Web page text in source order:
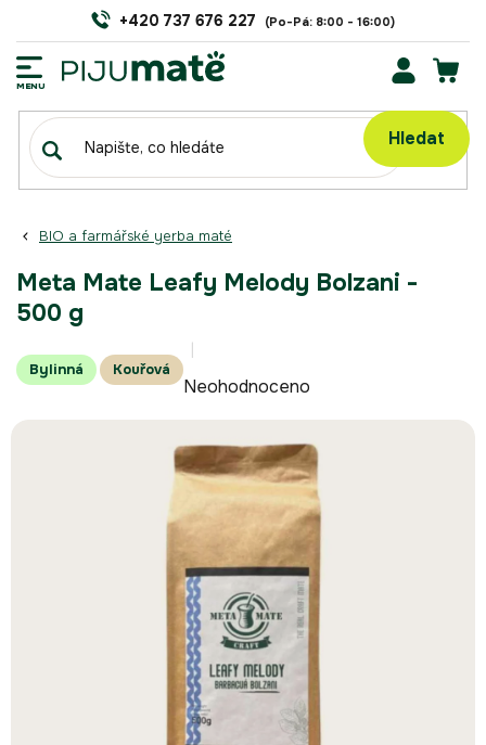
Hledat
+420 737 676 227
BIO a farmářské yerba maté
Meta Mate Leafy Melody Bolzani -
500 g
Bylinná Kouřová
Průměrné
hodnocení
0,0
z
hvězdiček.
Neohodnoceno